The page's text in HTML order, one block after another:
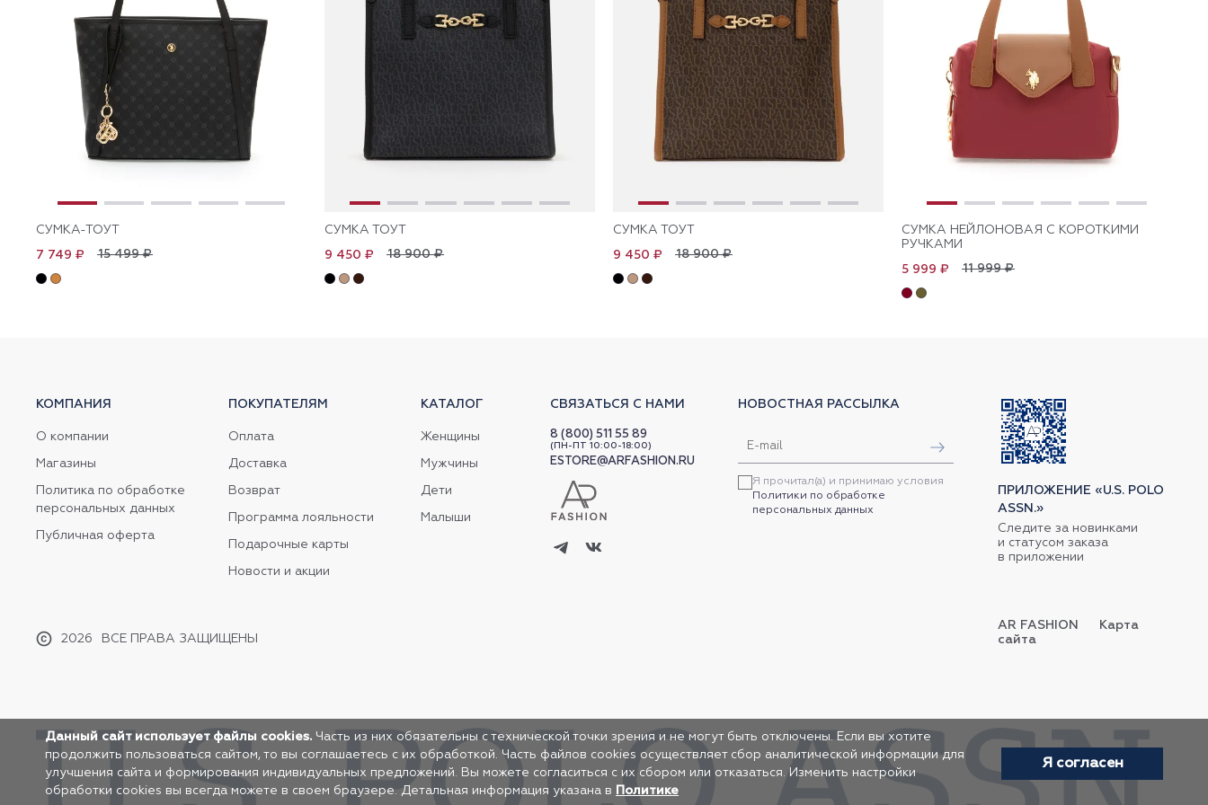
СУМКА-ТОУТ
15 499 ₽
7 749 ₽
СУМКА ТОУТ
18 900 ₽
9 450 ₽
СУМКА ТОУТ
18 900 ₽
9 450 ₽
СУМКА НЕЙЛОНОВАЯ С КОРОТКИМИ
РУЧКАМИ
11 999 ₽
5 999 ₽
КОМПАНИЯ
О компании
Магазины
Политика по обработке
персональных данных
Публичная оферта
2026 ВСЕ ПРАВА ЗАЩИЩЕНЫ
ПОКУПАТЕЛЯМ
Оплата
Доставка
Возврат
Программа лояльности
Подарочные карты
Новости и акции
КАТАЛОГ
Женщины
Мужчины
Дети
Малыши
СВЯЗАТЬСЯ С НАМИ
8 (800) 511 55 89
(ПН-ПТ 10:00-18:00)
ESTORE@ARFASHION.RU
НОВОСТНАЯ РАССЫЛКА
Я прочитал(а) и принимаю условия
Политики по обработке
персональных данных
ПРИЛОЖЕНИЕ «U.S. POLO
ASSN.»
Следите за новинками
и статусом заказа
в приложении
AR FASHION
Карта
сайта
Данный сайт использует файлы cookies. Часть из них обязательны с технической точки зрения и не могут быть отключены. Если вы хотите
продолжить пользоваться сайтом, то вы соглашаетесь с их обработкой. Часть файлов cookies осуществляет сбор аналитической информации для
улучшения сайта и формирования индивидуальных предложений. Вы можете согласиться с их сбором или отказаться. Изменить настройки
обработки cookies вы всегда можете в своем браузере. Детальная информация указана в Политике
Я согласен